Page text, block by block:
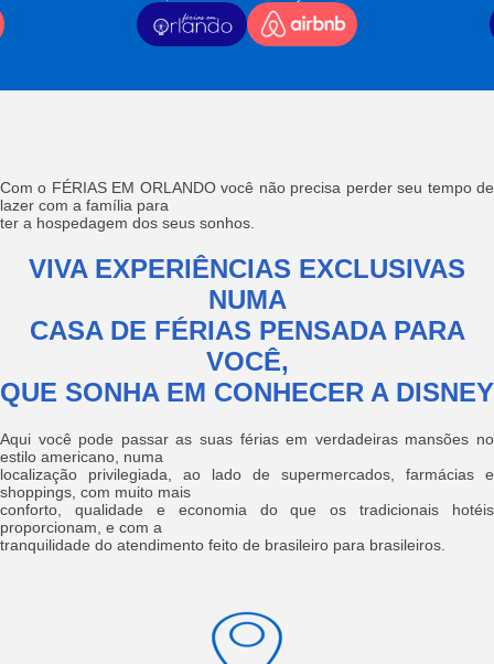
Com o FÉRIAS EM ORLANDO você não precisa perder seu tempo de
lazer com a família para
ter a hospedagem dos seus sonhos.
VIVA EXPERIÊNCIAS EXCLUSIVAS
NUMA
CASA DE FÉRIAS PENSADA PARA
VOCÊ,
QUE SONHA EM CONHECER A DISNEY
Aqui você pode passar as suas férias em verdadeiras mansões no
estilo americano, numa
localização privilegiada, ao lado de supermercados, farmácias e
shoppings, com muito mais
conforto, qualidade e economia do que os tradicionais hotéis
proporcionam, e com a
tranquilidade do atendimento feito de brasileiro para brasileiros.